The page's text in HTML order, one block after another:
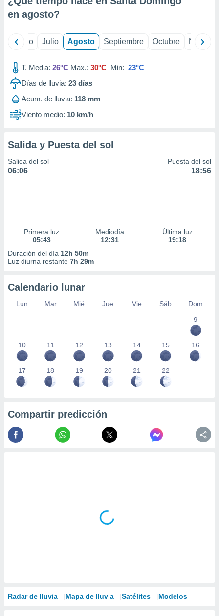
e
publicidad
publicidad
de
en agosto?
Junio Julio Agosto Septiembre Octubre
T. Media: 26°C Max.: 30°C Min: 23°C
Días de lluvia: 23 días
Acum. de lluvia: 118 mm
Viento medio: 10 km/h
Salida y Puesta del sol
Salida del sol
06:06
Puesta del sol
18:56
Primera luz
05:43
Mediodía
12:31
Última luz
19:18
Duración del día 12h 50m
Luz diurna restante 7h 29m
Calendario lunar
Lun Mar Mié Jue Vie Sáb
Dom
9
10 11 12 13 14 15 16
17 18 19 20 21 22
Compartir predicción
Radar de lluvia Mapa de lluvia Satélites Modelos